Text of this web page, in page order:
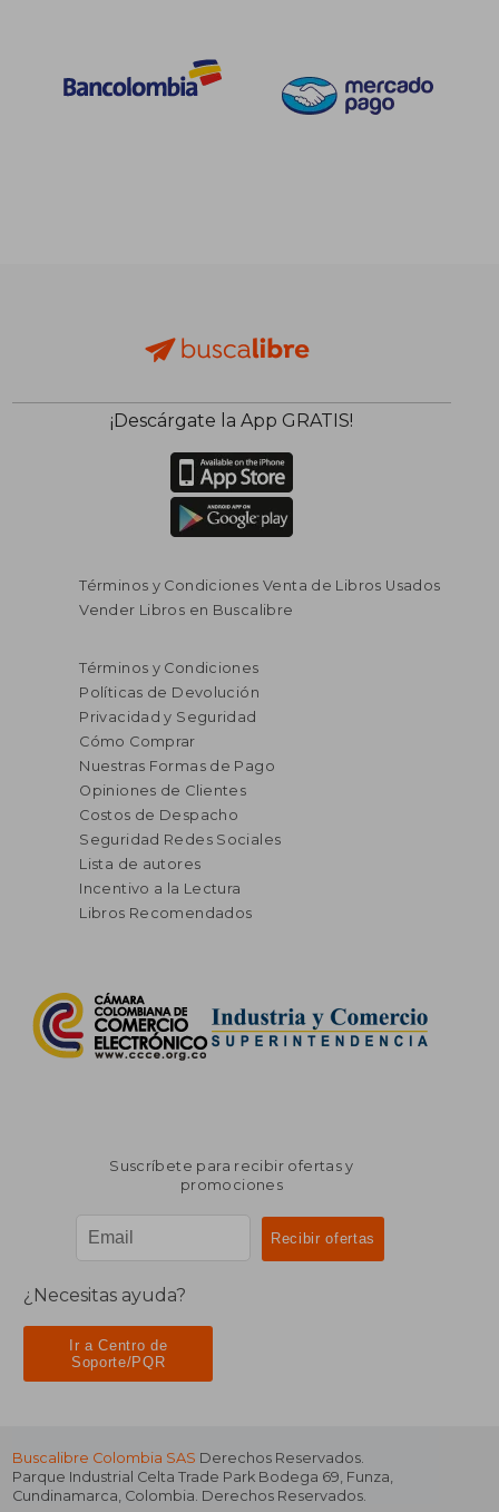
¡Descárgate la App GRATIS!
Términos y Condiciones Venta de Libros Usados
Vender Libros en Buscalibre
Términos y Condiciones
Políticas de Devolución
Privacidad y Seguridad
Cómo Comprar
Nuestras Formas de Pago
Opiniones de Clientes
Costos de Despacho
Seguridad Redes Sociales
Lista de autores
Incentivo a la Lectura
Libros Recomendados
Suscríbete para recibir ofertas y
promociones
¿Necesitas ayuda?
Ir a Centro de
Soporte/PQR
Buscalibre Colombia SAS Derechos Reservados.
Parque Industrial Celta Trade Park Bodega 69, Funza,
Cundinamarca, Colombia. Derechos Reservados.